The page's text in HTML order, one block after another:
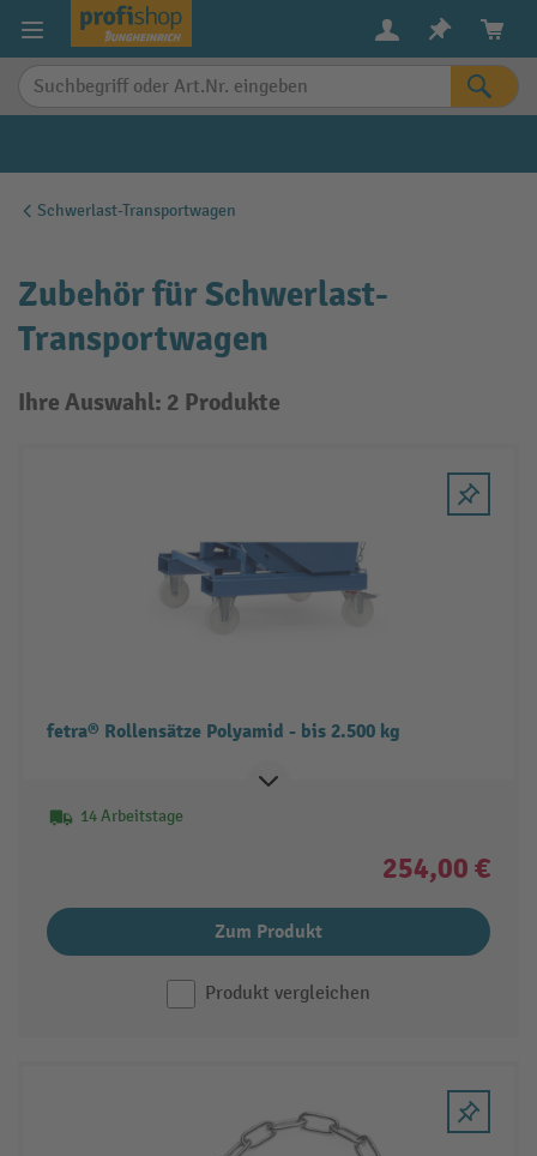
springen
Schwerlast-Transportwagen
Zubehör für Schwerlast-
Transportwagen
Ihre Auswahl: 2 Produkte
fetra® Rollensätze Polyamid - bis 2.500 kg
14 Arbeitstage
254,00 €
Zum Produkt
Produkt vergleichen